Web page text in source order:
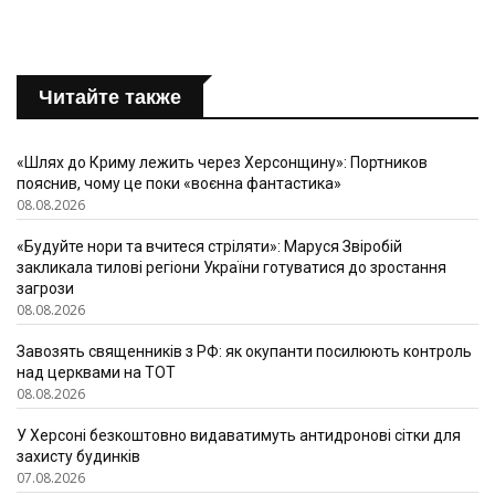
Читайте также
«Шлях до Криму лежить через Херсонщину»: Портников
пояснив, чому це поки «воєнна фантастика»
08.08.2026
«Будуйте нори та вчитеся стріляти»: Маруся Звіробій
закликала тилові регіони України готуватися до зростання
загрози
08.08.2026
Завозять священників з РФ: як окупанти посилюють контроль
над церквами на ТОТ
08.08.2026
У Херсоні безкоштовно видаватимуть антидронові сітки для
захисту будинків
07.08.2026